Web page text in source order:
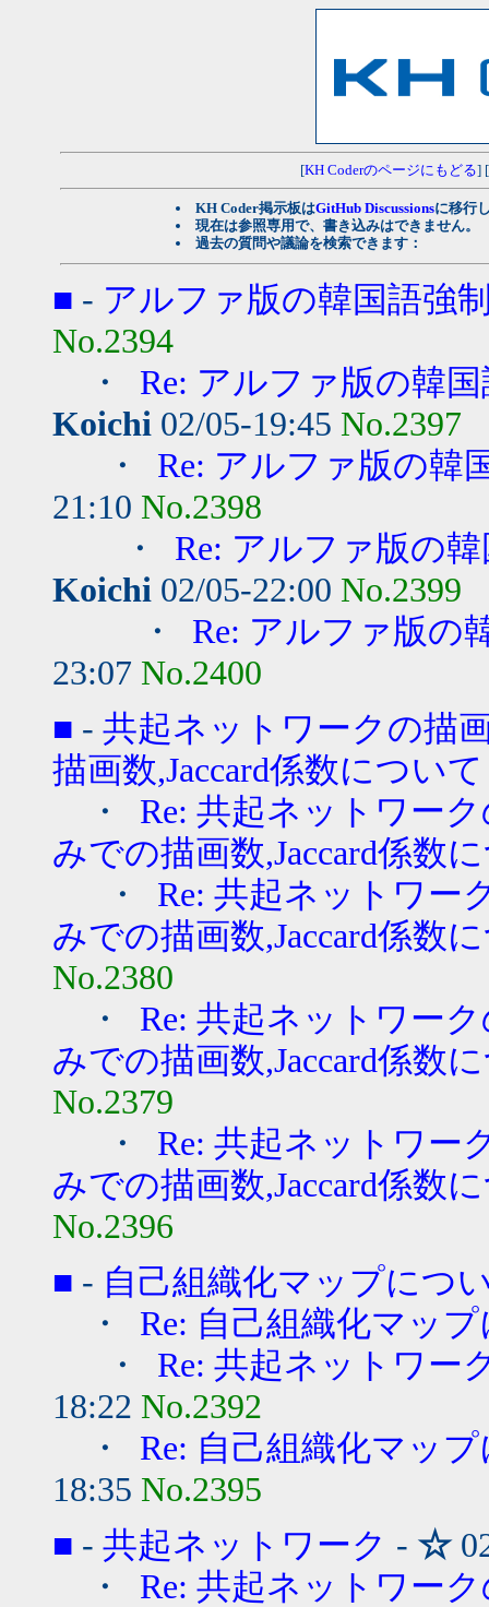
[KH Coderのページにもどる] [
KH Coder掲示板はGitHub Discussionsに移行
現在は参照専用で、書き込みはできません。
過去の質問や議論を検索できます：
■ - アルファ版の韓国語強
No.2394
・ Re: アルファ版の韓
Koichi 02/05-19:45 No.2397
・ Re: アルファ版の韓
21:10 No.2398
・ Re: アルファ版の
Koichi 02/05-22:00 No.2399
・ Re: アルファ版の
23:07 No.2400
■ - 共起ネットワークの描
描画数,Jaccard係数について
・ Re: 共起ネットワー
みでの描画数,Jaccard係数
・ Re: 共起ネットワー
みでの描画数,Jaccard係数
No.2380
・ Re: 共起ネットワー
みでの描画数,Jaccard係数
No.2379
・ Re: 共起ネットワー
みでの描画数,Jaccard係数
No.2396
■ - 自己組織化マップにつ
・ Re: 自己組織化マッ
・ Re: 共起ネットワー
18:22 No.2392
・ Re: 自己組織化マッ
18:35 No.2395
■ - 共起ネットワーク - ☆
・ Re: 共起ネットワー